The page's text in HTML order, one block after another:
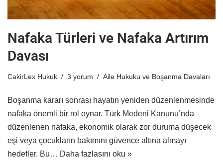
Nafaka Türleri ve Nafaka Artırım
Davası
CakirLex Hukuk 3 yorum Aile Hukuku ve Boşanma Davaları
Boşanma kararı sonrası hayatın yeniden düzenlenmesinde
nafaka önemli bir rol oynar. Türk Medeni Kanunu’nda
düzenlenen nafaka, ekonomik olarak zor duruma düşecek
eşi veya çocukların bakımını güvence altına almayı
hedefler. Bu… Daha fazlasını oku »